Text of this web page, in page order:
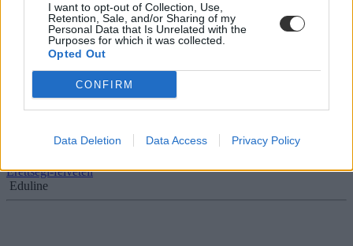
I want to opt-out of Collection, Use,
Retention, Sale, and/or Sharing of my
Personal Data that Is Unrelated with the
Purposes for which it was collected.
Opted Out
CONFIRM
Data Deletion Data Access Privacy Policy
Érettségi-felvételi
Itt a kémiaérettségi minden részletét megtalálod
emelt szintű teszt minden fontos részletét összegyűjtöttük nektek.
Érettségi-felvételi
Eduline